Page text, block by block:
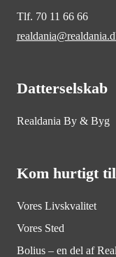
Tlf. 70 11 66 66
Datterselskab
Realdania By & Byg
Kom hurtigt til
Vores Livskvalitet
Vores Sted
Bolius – en del af